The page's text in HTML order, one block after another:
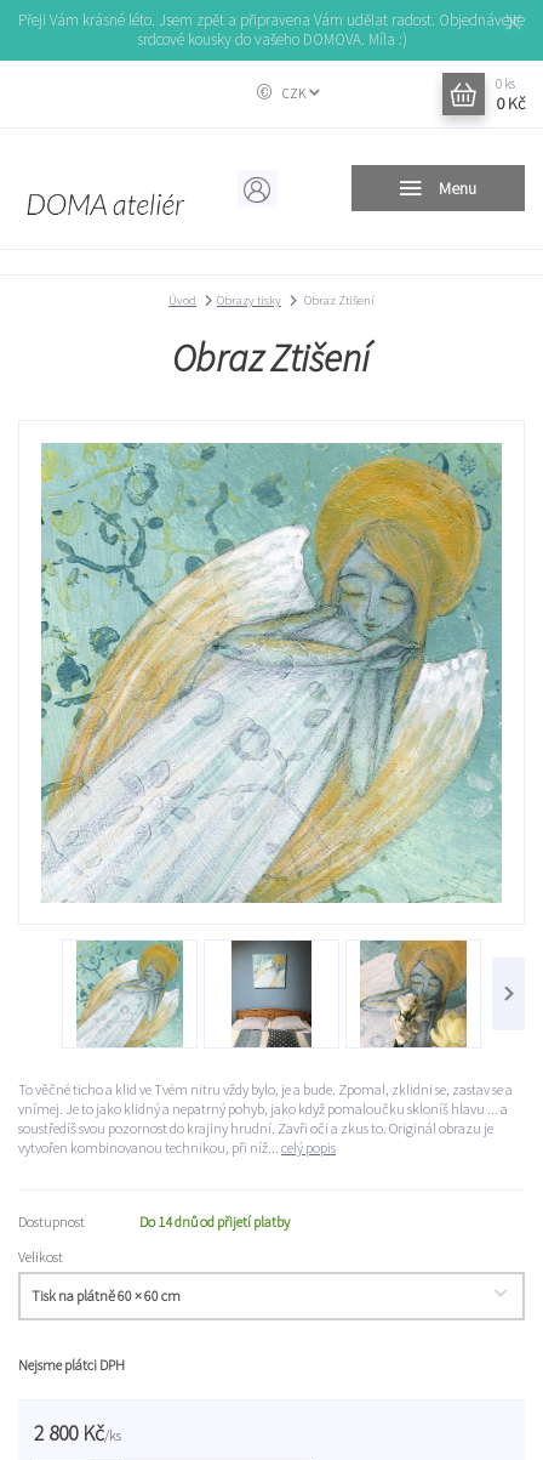
Přeji Vám krásné léto. Jsem zpět a připravena Vám udělat radost. Objednávejte
srdcové kousky do vašeho DOMOVA. Míla :)
Menu
CZK
0 ks
0 Kč
Úvod Obrazy tisky Obraz Ztišení
Obraz Ztišení
To věčné ticho a klid ve Tvém nitru vždy bylo, je a bude. Zpomal, zklidni se, zastav se a
vnímej. Je to jako klidný a nepatrný pohyb, jako když pomaloučku skloníš hlavu ... a
soustředíš svou pozornost do krajiny hrudní. Zavři oči a zkus to. Originál obrazu je
vytvořen kombinovanou technikou, při níž... celý popis
Dostupnost
Do 14 dnů od přijetí platby
Velikost
Nejsme plátci DPH
2 800 Kč/ks